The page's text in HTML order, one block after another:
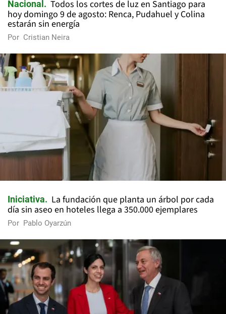
Nacional
Todos los cortes de luz en Santiago para
hoy domingo 9 de agosto: Renca, Pudahuel y Colina
estarán sin energía
Por Cristian Neira
Iniciativa
La fundación que planta un árbol por cada
día sin aseo en hoteles llega a 350.000 ejemplares
Por Pablo Oyarzún